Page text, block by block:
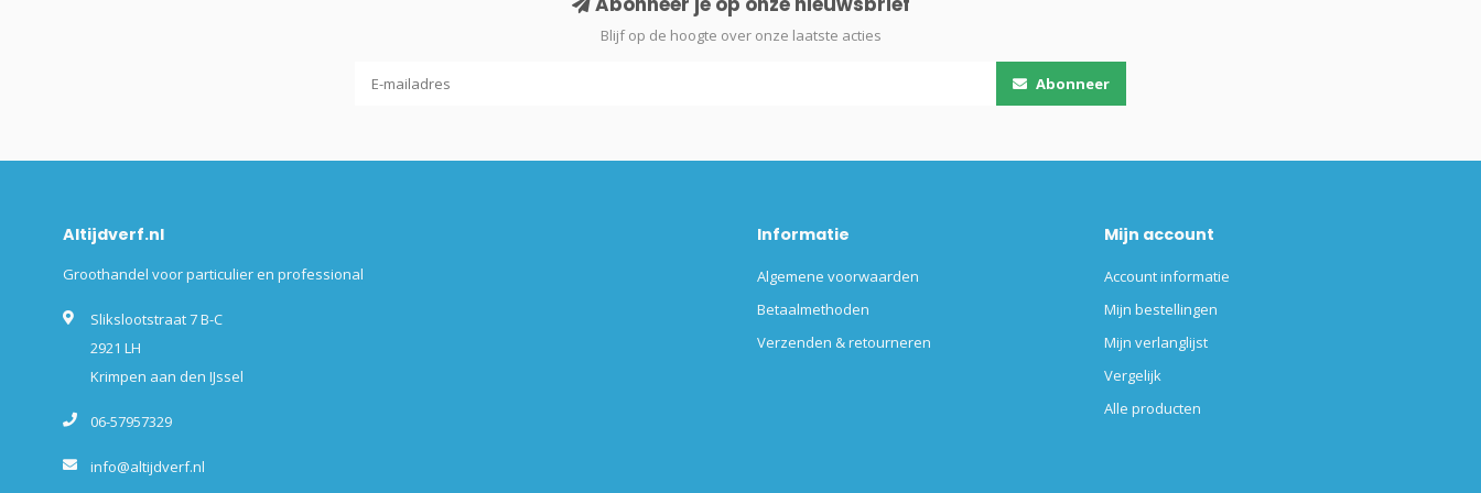
Blijf op de hoogte over onze laatste acties
Abonneer
Altijdverf.nl
Groothandel voor particulier en professional
Slikslootstraat 7 B-C
2921 LH
Krimpen aan den IJssel
06-57957329
info@altijdverf.nl
Informatie
Algemene voorwaarden
Betaalmethoden
Verzenden & retourneren
Mijn account
Account informatie
Mijn bestellingen
Mijn verlanglijst
Vergelijk
Alle producten